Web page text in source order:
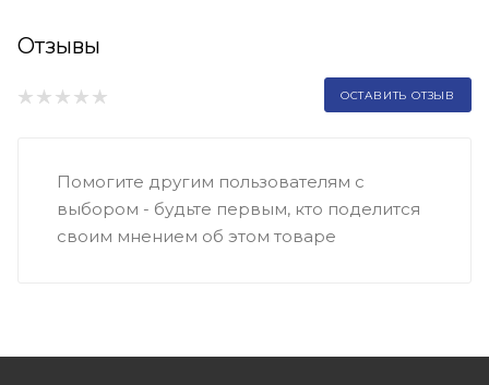
Отзывы
ОСТАВИТЬ ОТЗЫВ
Помогите другим пользователям с
выбором - будьте первым, кто поделится
своим мнением об этом товаре